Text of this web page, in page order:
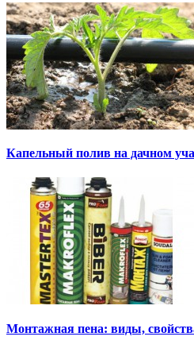
Капельный полив на дачном
Монтажная пена: виды,